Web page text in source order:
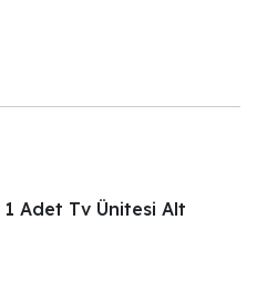
1 Adet Tv Ünitesi Alt